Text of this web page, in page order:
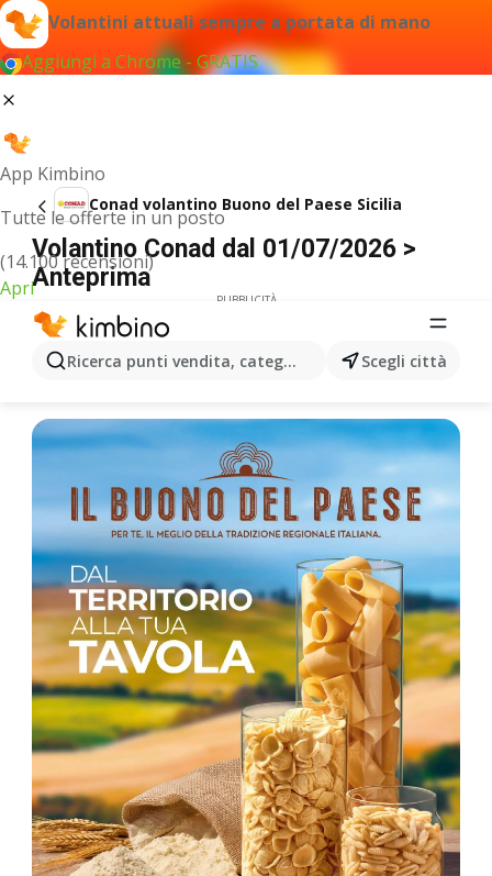
Volantini attuali sempre a portata di mano
Aggiungi a Chrome - GRATIS
App Kimbino
Tutte le offerte in un posto
(14.100 recensioni)
Apri
Ricerca punti vendita, categorie, prodotti...Scegli città
Conad volantino Buono del Paese Sicilia
Volantino Conad dal 01/07/2026 >
Anteprima
PUBBLICITÀ